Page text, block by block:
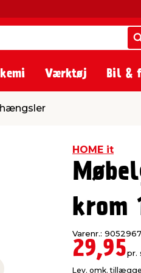
Værktøj Bil &
hængsler
HOME it
krom
Varenr.: 9052967
29,95pr.
Lev. omk.